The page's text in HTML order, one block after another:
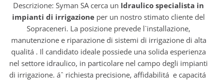
Descrizione: Syman SA cerca un Idraulico specialista in
impianti di irrigazione per un nostro stimato cliente del
Sopraceneri. La posizione prevede l`installazione,
manutenzione e riparazione di sistemi di irrigazione di alta
qualitá . Il candidato ideale possiede una solida esperienza
nel settore idraulico, in particolare nel campo degli impianti
di irrigazione. áˆ richiesta precisione, affidabilitá e capacitá